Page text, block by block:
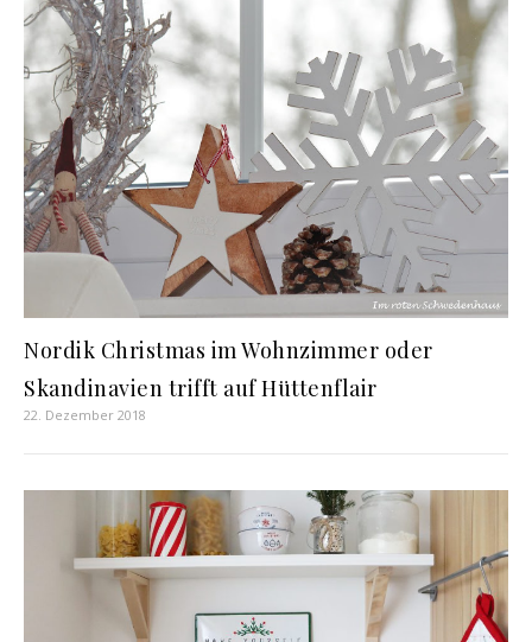
Nordik Christmas im Wohnzimmer oder
Skandinavien trifft auf Hüttenflair
22. Dezember 2018